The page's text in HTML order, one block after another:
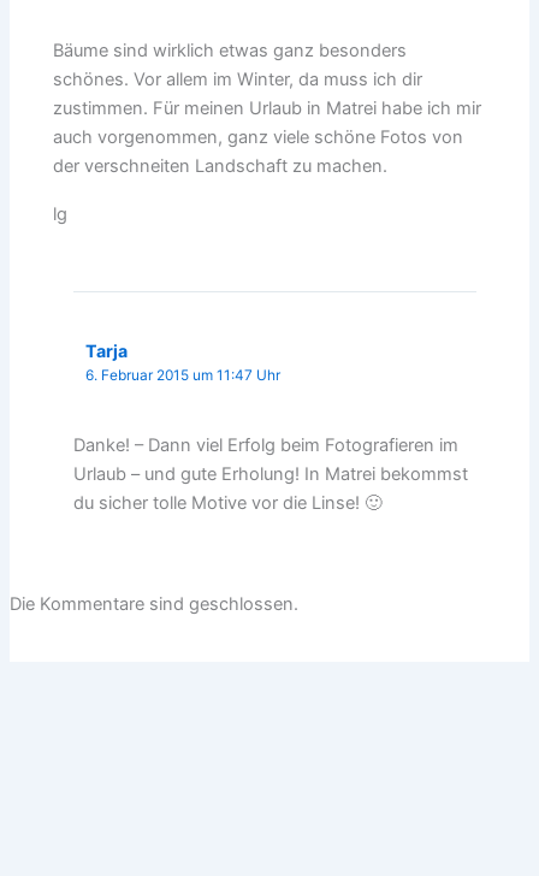
Bäume sind wirklich etwas ganz besonders
schönes. Vor allem im Winter, da muss ich dir
zustimmen. Für meinen Urlaub in Matrei habe ich mir
auch vorgenommen, ganz viele schöne Fotos von
der verschneiten Landschaft zu machen.
lg
Tarja
6. Februar 2015 um 11:47 Uhr
Danke! – Dann viel Erfolg beim Fotografieren im
Urlaub – und gute Erholung! In Matrei bekommst
du sicher tolle Motive vor die Linse! 🙂
Die Kommentare sind geschlossen.